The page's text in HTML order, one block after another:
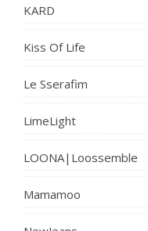
KARD
Kiss Of Life
Le Sserafim
LimeLight
LOONA|Loossemble
Mamamoo